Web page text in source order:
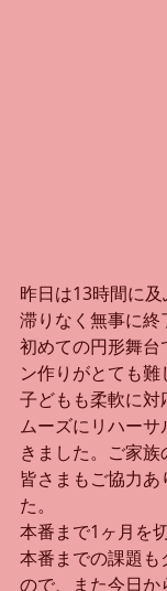
昨日は13時間に及
滞りなく無事に終
初めての円形舞台
ン作りがとても
子どもも柔軟に対
ムーズにリハー
きました。ご家
皆さまもご協力
た。
本番まで1ヶ月を
本番までの課題も
ので、また今日か